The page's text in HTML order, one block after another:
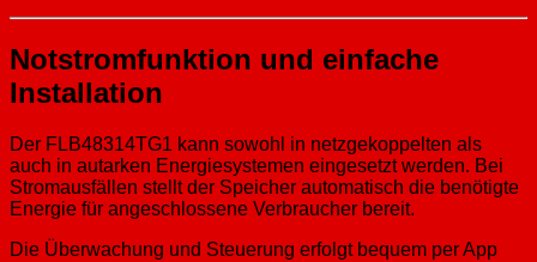
Notstromfunktion und einfache
Installation
Der FLB48314TG1 kann sowohl in netzgekoppelten als
auch in autarken Energiesystemen eingesetzt werden. Bei
Stromausfällen stellt der Speicher automatisch die benötigte
Energie für angeschlossene Verbraucher bereit.
Die Überwachung und Steuerung erfolgt bequem per App